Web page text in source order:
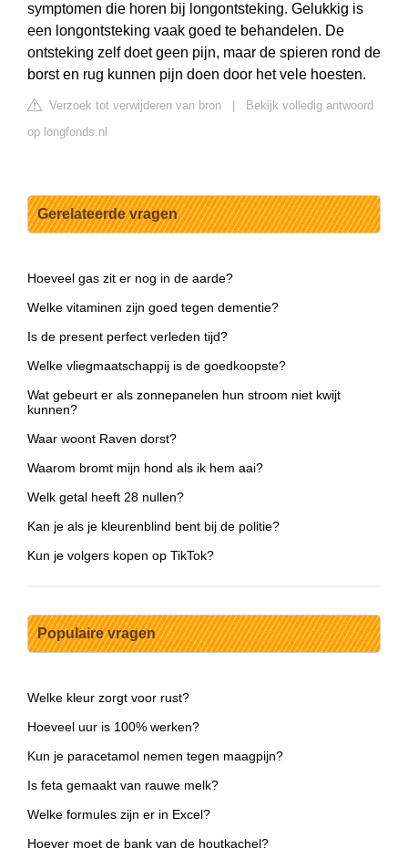
symptomen die horen bij longontsteking. Gelukkig is
een longontsteking vaak goed te behandelen. De
ontsteking zelf doet geen pijn, maar de spieren rond de
borst en rug kunnen pijn doen door het vele hoesten.
Verzoek tot verwijderen van bron
Bekijk volledig antwoord
op longfonds.nl
Gerelateerde vragen
Hoeveel gas zit er nog in de aarde?
Welke vitaminen zijn goed tegen dementie?
Is de present perfect verleden tijd?
Welke vliegmaatschappij is de goedkoopste?
Wat gebeurt er als zonnepanelen hun stroom niet kwijt
kunnen?
Waar woont Raven dorst?
Waarom bromt mijn hond als ik hem aai?
Welk getal heeft 28 nullen?
Kan je als je kleurenblind bent bij de politie?
Kun je volgers kopen op TikTok?
Populaire vragen
Welke kleur zorgt voor rust?
Hoeveel uur is 100% werken?
Kun je paracetamol nemen tegen maagpijn?
Is feta gemaakt van rauwe melk?
Welke formules zijn er in Excel?
Hoever moet de bank van de houtkachel?